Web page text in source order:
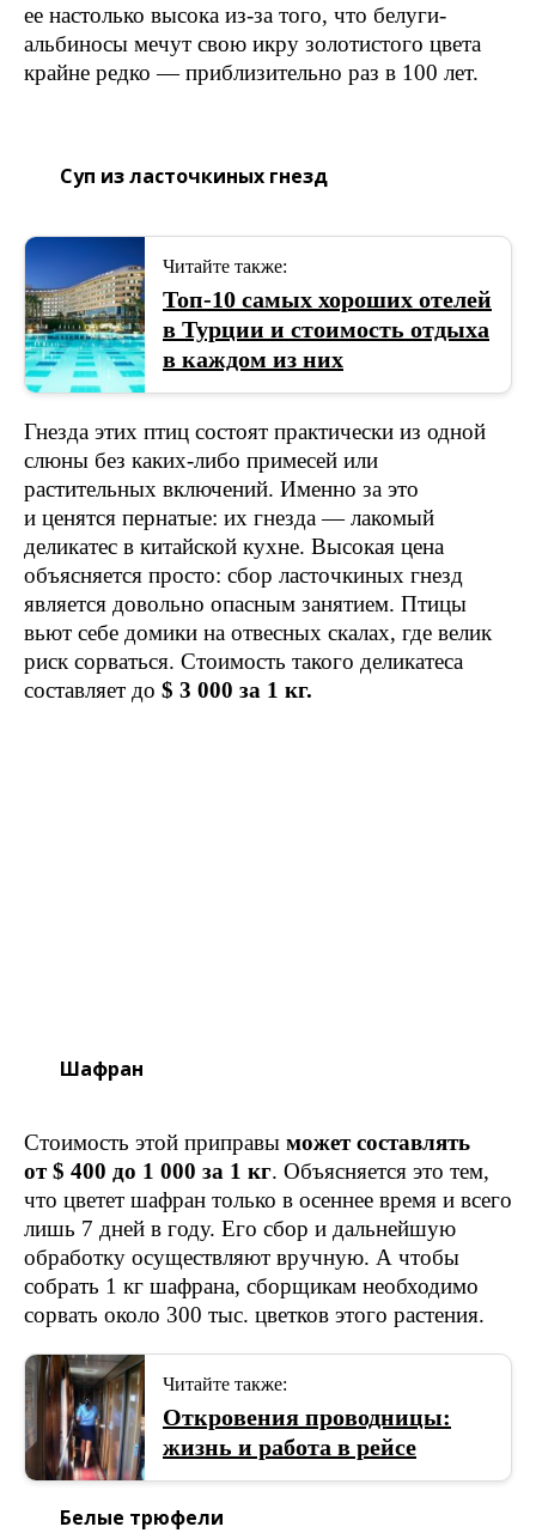
ее настолько высока из-за того, что белуги-
альбиносы мечут свою икру золотистого цвета
крайне редко — приблизительно раз в 100 лет.
Суп из ласточкиных гнезд
Читайте также:
Топ-10 самых хороших отелей
в Турции и стоимость отдыха
в каждом из них
Гнезда этих птиц состоят практически из одной
слюны без каких-либо примесей или
растительных включений. Именно за это
и ценятся пернатые: их гнезда — лакомый
деликатес в китайской кухне. Высокая цена
объясняется просто: сбор ласточкиных гнезд
является довольно опасным занятием. Птицы
вьют себе домики на отвесных скалах, где велик
риск сорваться. Стоимость такого деликатеса
составляет до $ 3 000 за 1 кг.
Шафран
Стоимость этой приправы может составлять
от $ 400 до 1 000 за 1 кг. Объясняется это тем,
что цветет шафран только в осеннее время и всего
лишь 7 дней в году. Его сбор и дальнейшую
обработку осуществляют вручную. А чтобы
собрать 1 кг шафрана, сборщикам необходимо
сорвать около 300 тыс. цветков этого растения.
Читайте также:
Откровения проводницы:
жизнь и работа в рейсе
Белые трюфели